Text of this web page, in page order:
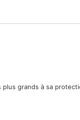
plus grands à sa